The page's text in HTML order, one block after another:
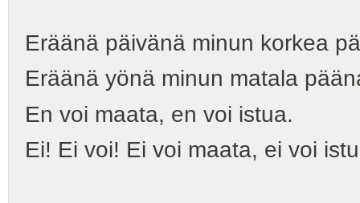
Eräänä päivänä minun korkea
Eräänä yönä minun matala
En voi maata, en voi istua.
Ei! Ei voi! Ei voi maata, ei voi